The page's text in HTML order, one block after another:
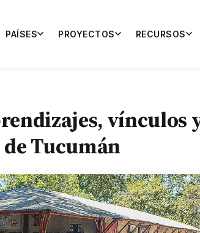
PAÍSES PROYECTOS RECURSOS
vínculos
de Tucumán